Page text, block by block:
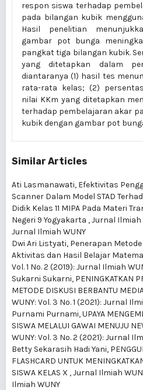
respon siswa terhadap
pada bilangan kubik
Hasil penelitian
gambar pot bunga
pangkat tiga bilangan kubik.
yang ditetapkan dalam
diantaranya (1) hasil tes
rata-rata kelas; (2)
nilai KKm yang ditetapkan
terhadap pembelajaran akar
kubik dengan gambar pot
Similar Articles
Ati Lasmanawati, Efektivitas
Scanner Dalam Model STAD
Didik Kelas 11 MIPA Pada Materi
Negeri 9 Yogyakarta ,Jurnal Ilmiah
Jurnal Ilmiah WUNY
Dwi Ari Listyati, Penerapan
Aktivitas dan Hasil Belajar
Vol. 1 No. 2 (2019): Jurnal Ilmiah
Sukarni Sukarni, PENINGKATKAN
METODE DISKUSI BERBANTU
WUNY: Vol. 3 No. 1 (2021): Jurnal
Purnami Purnami,UPAYA
SISWA MELALUI GAWAI MENUJU
WUNY: Vol. 3 No. 2 (2021): Jurnal
Betty Sekarasih Hadi Yani,
FLASHCARD UNTUK
SISWA KELAS X ,Jurnal Ilmiah
Ilmiah WUNY